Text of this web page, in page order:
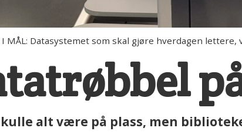
I MÅL: Datasystemet som skal gjøre hverdagen
alt være på plass, men